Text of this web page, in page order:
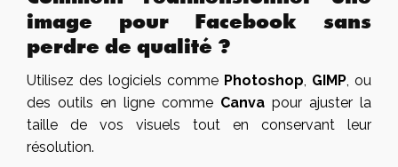
image pour Facebook sans
perdre de qualité ?
Utilisez des logiciels comme Photoshop, GIMP, ou
des outils en ligne comme Canva pour ajuster la
taille de vos visuels tout en conservant leur
résolution.